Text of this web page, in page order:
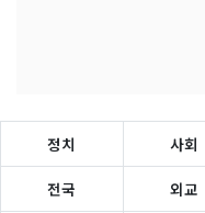
정치 사회
전국 외교